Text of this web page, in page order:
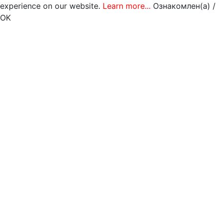
experience on our website. Learn more... Ознакомлен(а) /
OK